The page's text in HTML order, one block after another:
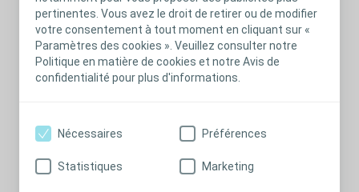
pertinentes. Vous avez le droit de retirer ou de modifier
votre consentement à tout moment en cliquant sur «
Paramètres des cookies ». Veuillez consulter notre
Politique en matière de cookies et notre Avis de
confidentialité pour plus d'informations.
Nécessaires Préférences
Statistiques Marketing
Lire l’article ici
Pour consulter les preuves cliniques sur
l’ITA avec Peristeen®, cliquezici .
remboursement Peristeen